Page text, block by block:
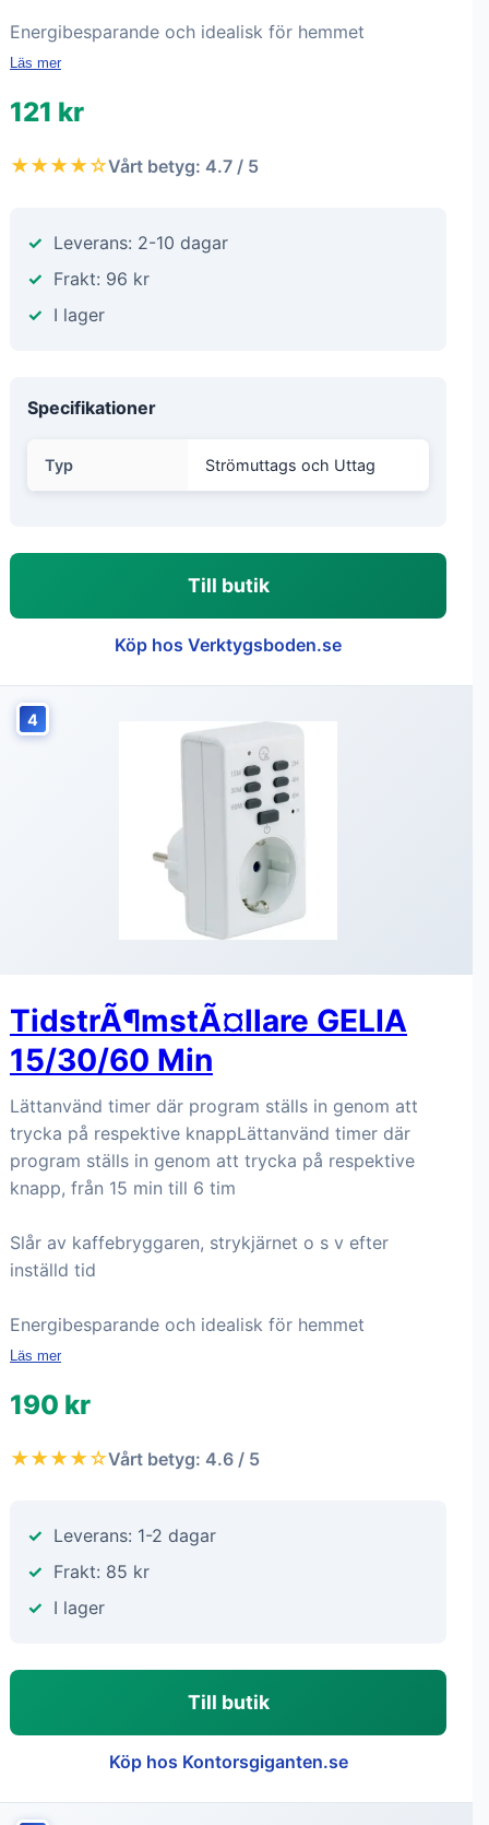
Energibesparande och idealisk för hemmet
Läs mer
121 kr
★★★★☆Vårt betyg: 4.7 / 5
Leverans: 2-10 dagar
Frakt: 96 kr
I lager
Specifikationer
Typ Strömuttags och Uttag
Till butik
Köp hos Verktygsboden.se
4
TidstrÃ¶mstÃ¤llare GELIA
15/30/60 Min
Lättanvänd timer där program ställs in genom att
trycka på respektive knappLättanvänd timer där
program ställs in genom att trycka på respektive
knapp, från 15 min till 6 tim
Slår av kaffebryggaren, strykjärnet o s v efter
inställd tid
Energibesparande och idealisk för hemmet
Läs mer
190 kr
★★★★☆Vårt betyg: 4.6 / 5
Leverans: 1-2 dagar
Frakt: 85 kr
I lager
Till butik
Köp hos Kontorsgiganten.se